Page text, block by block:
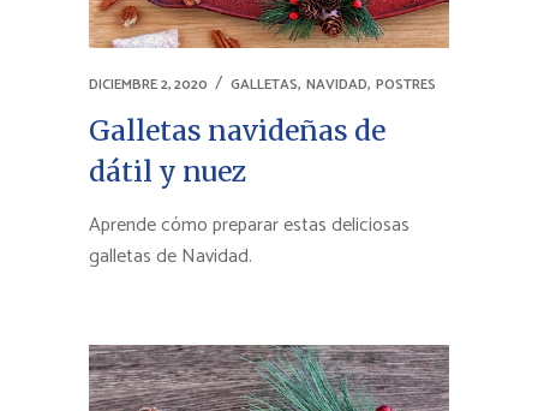
DICIEMBRE 2, 2020 GALLETAS, NAVIDAD, POSTRES
Galletas navideñas de
dátil y nuez
Aprende cómo preparar estas deliciosas
galletas de Navidad.